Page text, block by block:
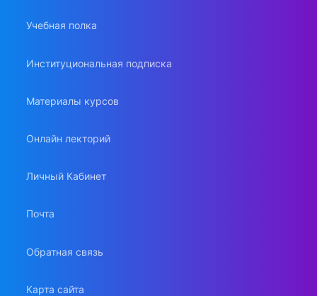
Учебная полка
Институциональная подписка
Материалы курсов
Онлайн лекторий
Личный Кабинет
Почта
Обратная связь
Карта сайта